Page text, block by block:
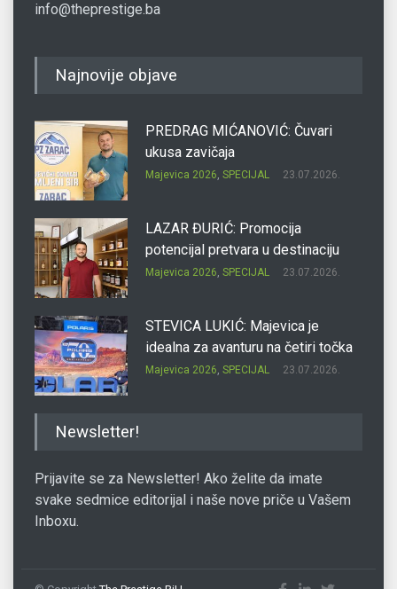
info@theprestige.ba
Najnovije objave
PREDRAG MIĆANOVIĆ: Čuvari
ukusa zavičaja
Majevica 2026, SPECIJAL 23.07.2026.
LAZAR ĐURIĆ: Promocija
potencijal pretvara u destinaciju
Majevica 2026, SPECIJAL 23.07.2026.
STEVICA LUKIĆ: Majevica je
idealna za avanturu na četiri točka
Majevica 2026, SPECIJAL 23.07.2026.
Newsletter!
Prijavite se za Newsletter! Ako želite da imate
svake sedmice editorijal i naše nove priče u Vašem
Inboxu.